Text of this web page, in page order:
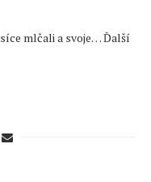
mlčali a svoje… Ďalší